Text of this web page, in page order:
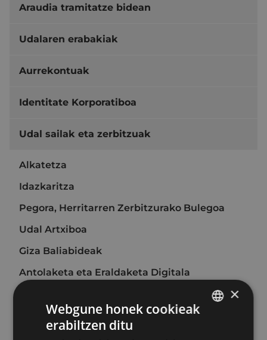
Araudia tramitatze bidean
Udalaren erabakiak
Aurrekontuak
Identitate Korporatiboa
Udal sailak eta zerbitzuak
Alkatetza
Idazkaritza
Pegora, Herritarren Zerbitzurako Bulegoa
Udal Artxiboa
Giza Baliabideak
Antolaketa eta Eraldaketa Digitala
Garapen Ekonomikoa, Enplegua eta
Berrikuntza
×
Webgune honek cookieak
erabiltzen ditu